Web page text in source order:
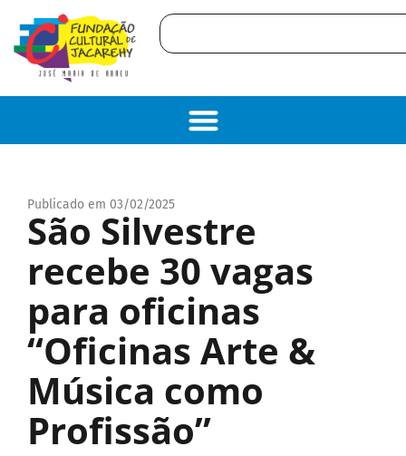
Publicado em 03/02/2025
São Silvestre
recebe 30 vagas
para oficinas
“Oficinas Arte &
Música como
Profissão”